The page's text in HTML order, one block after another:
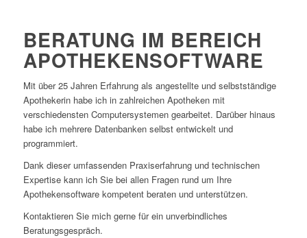
BERATUNG IM BEREICH
APOTHEKENSOFTWARE
Mit über 25 Jahren Erfahrung als angestellte und selbstständige
Apothekerin habe ich in zahlreichen Apotheken mit
verschiedensten Computersystemen gearbeitet. Darüber hinaus
habe ich mehrere Datenbanken selbst entwickelt und
programmiert.
Dank dieser umfassenden Praxiserfahrung und technischen
Expertise kann ich Sie bei allen Fragen rund um Ihre
Apothekensoftware kompetent beraten und unterstützen.
Kontaktieren Sie mich gerne für ein unverbindliches
Beratungsgespräch.